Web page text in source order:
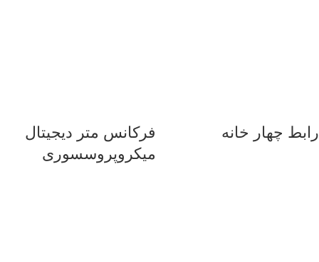
رابط چهار خانه
فرکانس متر دیجیتال
میکروپروسسوری